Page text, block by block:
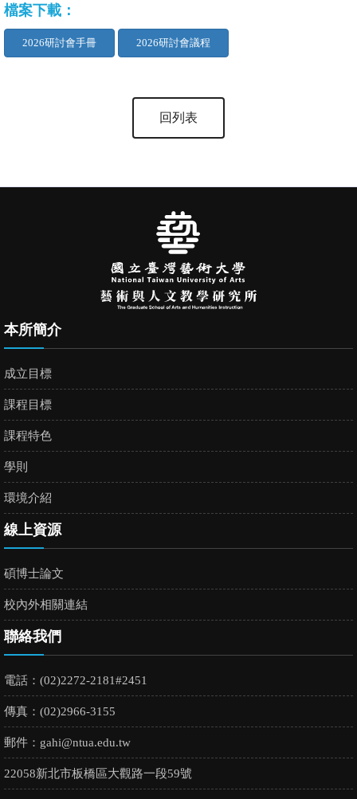
檔案下載：
2026研討會手冊 2026研討會議程
回列表
本所簡介
成立目標
課程目標
課程特色
學則
環境介紹
線上資源
碩博士論文
校內外相關連結
聯絡我們
電話：(02)2272-2181#2451
傳真：(02)2966-3155
郵件： gahi@ntua.edu.tw
22058新北市板橋區大觀路一段59號